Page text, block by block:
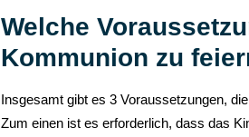
Welche
Kommunion zu
Insgesamt gibt es 3 Voraussetzungen,
Zum einen ist es erforderlich, dass das